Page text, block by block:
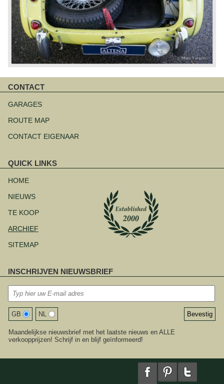
CONTACT
overslaan
GARAGES
ROUTE MAP
CONTACT EIGENAAR
QUICK LINKS
overslaan
HOME
NIEUWS
TE KOOP
ARCHIEF
SITEMAP
INSCHRIJVEN NIEUWSBRIEF
GB NL
Maandelijkse nieuwsbrief met het laatste nieuws en ALLE
verkoopprijzen! Schrijf in en blijf geïnformeerd!